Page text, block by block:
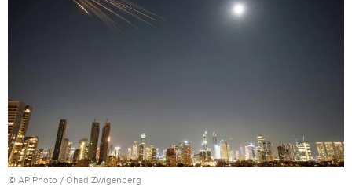
© AP Photo / Ohad Zwigenberg